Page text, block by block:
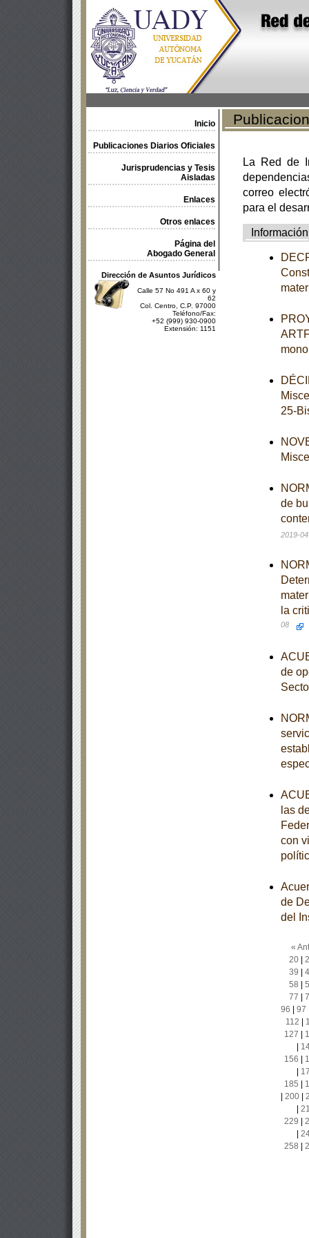
Inicio
Publicaciones Diarios Oficiales
Jurisprudencias y Tesis
Aisladas
Enlaces
Otros enlaces
Página del
Abogado General
Dirección de Asuntos Jurídicos
Calle 57 No 491 A x 60 y
62
Col. Centro, C.P. 97000
Teléfono/Fax:
+52 (999) 930-0900
Extensión: 1151
La Red de
correo
para el
Información
25-
de
2019-
la
08
de
las
con
de
del
«
20|
39
58
77
96
97
112
127
156
185
200|
229
258